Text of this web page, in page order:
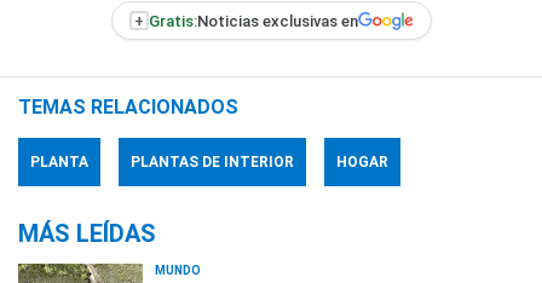
+ Gratis:Noticias exclusivas en
TEMAS RELACIONADOS
PLANTA PLANTAS DE INTERIOR HOGAR
MÁS LEÍDAS
MUNDO